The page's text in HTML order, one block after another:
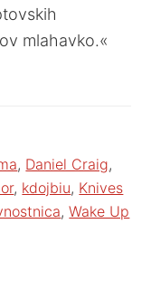
mlahavko.«
, Daniel Craig,
, kdojbiu, Knives
,Wake Up